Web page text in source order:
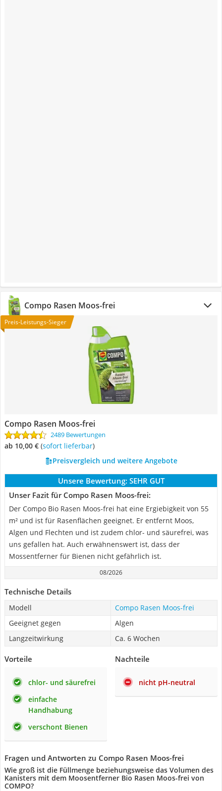
Compo Rasen Moos-frei
Preis-Leistungs-Sieger
Compo Rasen Moos-frei
2489 Bewertungen
ab 10,00 € ( Sofort lieferbar)
Preisvergleich und weitere Angebote
Unsere Bewertung: SEHR GUT
Unser Fazit für Compo Rasen Moos-frei:
Der Compo Bio Rasen Moos-frei hat eine Ergiebigkeit von 55
m² und ist für Rasenflächen geeignet. Er entfernt Moos,
Algen und Flechten und ist zudem chlor- und säurefrei, was
uns gefallen hat. Auch erwähnenswert ist, dass der
Mossentferner für Bienen nicht gefährlich ist.
08/2026
Technische Details
Modell
Compo Rasen Moos-frei
Geeignet gegen
Algen
Langzeitwirkung
Ca. 6 Wochen
Vorteile
chlor- und säurefrei
einfache
Handhabung
verschont Bienen
Nachteile
nicht pH-neutral
Fragen und Antworten zu Compo Rasen Moos-frei
Wie groß ist die Füllmenge beziehungsweise das Volumen des
Kanisters mit dem Moosentferner Bio Rasen Moos-frei von
COMPO?